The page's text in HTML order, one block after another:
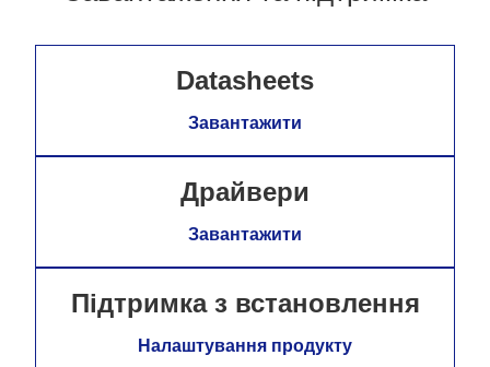
Datasheets
Завантажити
Драйвери
Завантажити
Підтримка з встановлення
Налаштування продукту